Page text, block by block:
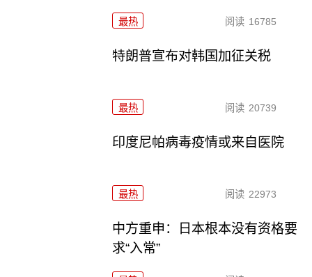
最热 阅读 16785
特朗普宣布对韩国加征关税
最热 阅读 20739
印度尼帕病毒疫情或来自医院
最热 阅读 22973
中方重申：日本根本没有资格要
求“入常”